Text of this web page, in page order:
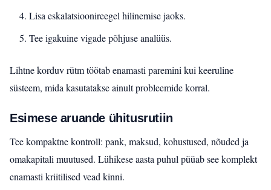
Lisa eskalatsioonireegel hilinemise jaoks.
Tee igakuine vigade põhjuse analüüs.
Lihtne korduv rütm töötab enamasti paremini kui keeruline
süsteem, mida kasutatakse ainult probleemide korral.
Esimese aruande ühitusrutiin
Tee kompaktne kontroll: pank, maksud, kohustused, nõuded ja
omakapitali muutused. Lühikese aasta puhul püüab see komplekt
enamasti kriitilised vead kinni.